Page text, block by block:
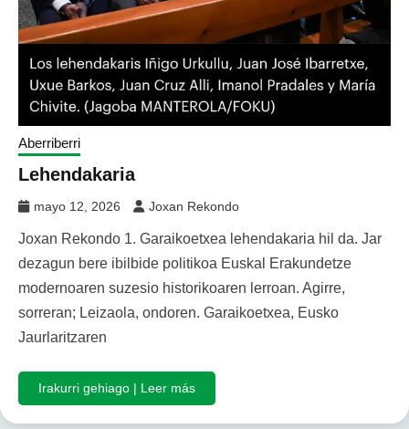
Aberriberri
Lehendakaria
mayo 12, 2026 Joxan Rekondo
Joxan Rekondo 1. Garaikoetxea lehendakaria hil da. Jar
dezagun bere ibilbide politikoa Euskal Erakundetze
modernoaren suzesio historikoaren lerroan. Agirre,
sorreran; Leizaola, ondoren. Garaikoetxea, Eusko
Jaurlaritzaren
Irakurri gehiago | Leer más